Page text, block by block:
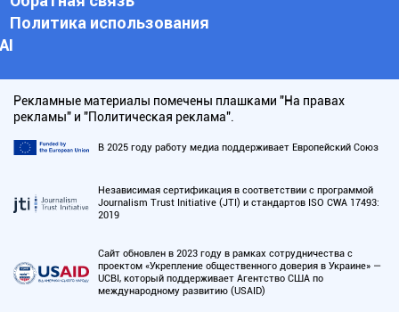
Политика использования
АI
Рекламные материалы помечены плашками "На правах
рекламы" и "Политическая реклама".
В 2025 году работу медиа поддерживает Европейский Союз
Независимая сертификация в соответствии с программой
Journalism Trust Initiative (JTI) и стандартов ISO CWA 17493:
2019
Сайт обновлен в 2023 году в рамках сотрудничества с
проектом «Укрепление общественного доверия в Украине» —
UCBI, который поддерживает Агентство США по
международному развитию (USAID)